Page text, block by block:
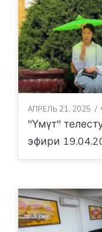
АПРЕЛЬ 21, 2025 /
"Үмүт"
эфири